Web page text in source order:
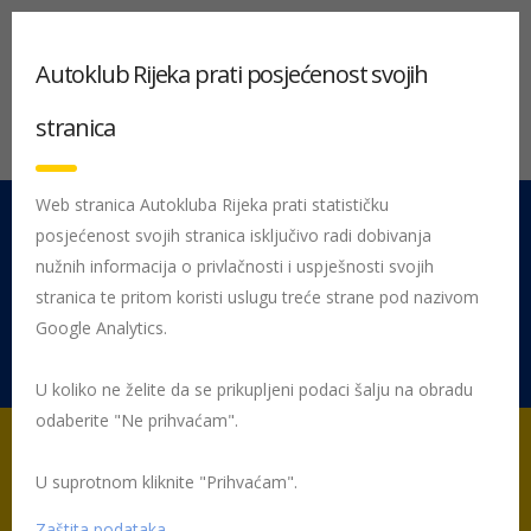
051 212 442 Centrala
Pon - Pet 08:00 - 16:00
Rujevica 9/1, 51000 Rijeka
Početna Posljednje objavljene novosti
Autoklub Rijeka prati posjećenost svojih
stranica
Web stranica Autokluba Rijeka prati statističku
posjećenost svojih stranica isključivo radi dobivanja
nužnih informacija o privlačnosti i uspješnosti svojih
stranica te pritom koristi uslugu treće strane pod nazivom
Google Analytics.
U koliko ne želite da se prikupljeni podaci šalju na obradu
odaberite "Ne prihvaćam".
U suprotnom kliknite "Prihvaćam".